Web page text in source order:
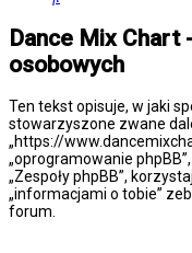
Dance Mix Chart
osobowych
Ten tekst opisuje, w jaki
stowarzyszone zwane
„https://
„oprogramowanie
„Zespoły phpBB”,
„informacjami o tobie”
forum.